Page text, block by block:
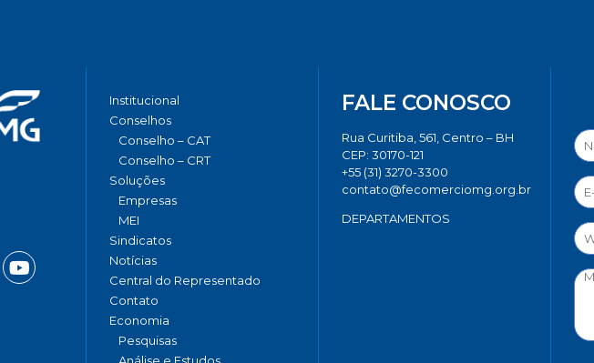
Institucional
Conselhos
Conselho – CAT
Conselho – CRT
Soluções
Empresas
MEI
Sindicatos
Notícias
Central do Representado
Contato
Economia
Pesquisas
FALE CONOSCO
Rua Curitiba, 561, Centro – BH
CEP: 30170-121
+55 (31) 3270-3300
contato@fecomerciomg.org.br
DEPARTAMENTOS